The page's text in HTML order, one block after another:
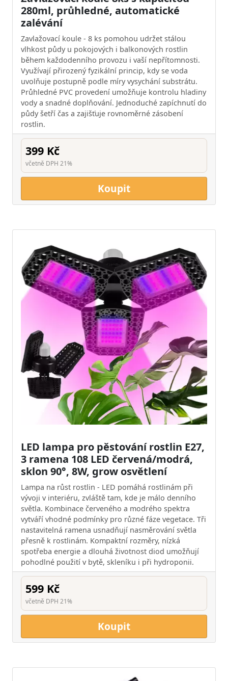
280ml, průhledné, automatické
zalévání
Zavlažovací koule - 8 ks pomohou udržet stálou
vlhkost půdy u pokojových i balkonových rostlin
během každodenního provozu i vaší nepřítomnosti.
Využívají přirozený fyzikální princip, kdy se voda
uvolňuje postupně podle míry vysychání substrátu.
Průhledné PVC provedení umožňuje kontrolu hladiny
vody a snadné doplňování. Jednoduché zapíchnutí do
půdy šetří čas a zajišťuje rovnoměrné zásobení
rostlin.
399 Kč
včetně DPH 21%
Koupit
LED lampa pro pěstování rostlin E27,
3 ramena 108 LED červená/modrá,
sklon 90°, 8W, grow osvětlení
Lampa na růst rostlin - LED pomáhá rostlinám při
vývoji v interiéru, zvláště tam, kde je málo denního
světla. Kombinace červeného a modrého spektra
vytváří vhodné podmínky pro různé fáze vegetace. Tři
nastavitelná ramena usnadňují nasměrování světla
přesně k rostlinám. Kompaktní rozměry, nízká
spotřeba energie a dlouhá životnost diod umožňují
pohodlné použití v bytě, skleníku i při hydroponii.
599 Kč
včetně DPH 21%
Koupit